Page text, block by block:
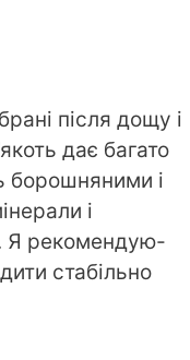
після дощу і
дає багато
борошняними і
і
Я рекомендую-
стабільно